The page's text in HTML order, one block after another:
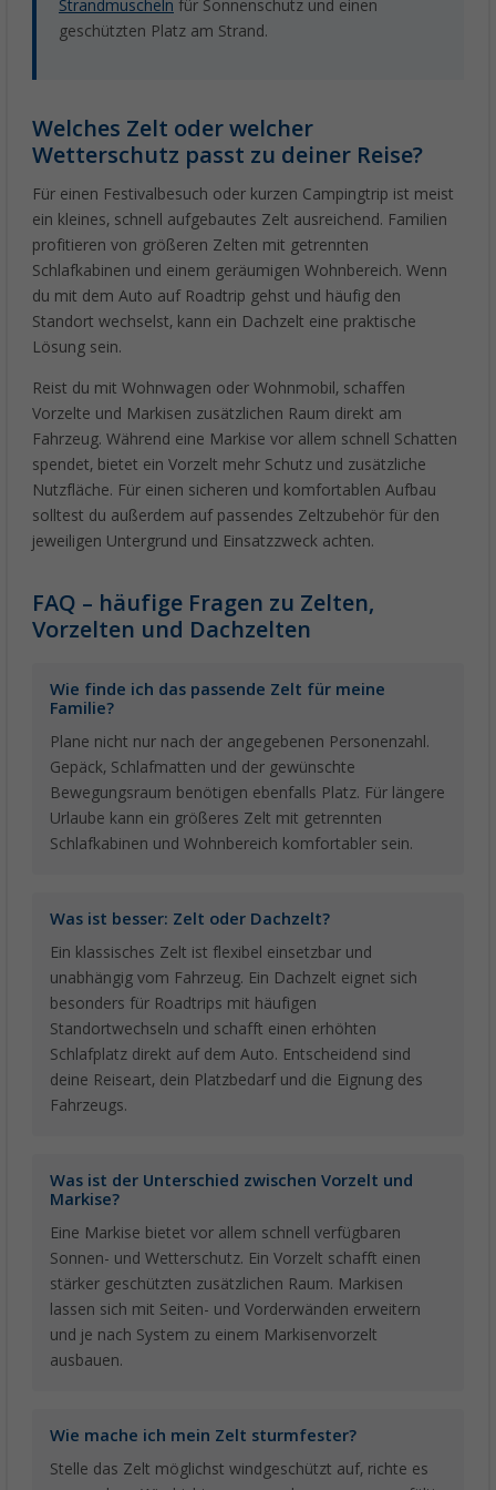
Strandmuscheln für Sonnenschutz und einen
geschützten Platz am Strand.
Welches Zelt oder welcher
Wetterschutz passt zu deiner Reise?
Für einen Festivalbesuch oder kurzen Campingtrip ist meist
ein kleines, schnell aufgebautes Zelt ausreichend. Familien
profitieren von größeren Zelten mit getrennten
Schlafkabinen und einem geräumigen Wohnbereich. Wenn
du mit dem Auto auf Roadtrip gehst und häufig den
Standort wechselst, kann ein Dachzelt eine praktische
Lösung sein.
Reist du mit Wohnwagen oder Wohnmobil, schaffen
Vorzelte und Markisen zusätzlichen Raum direkt am
Fahrzeug. Während eine Markise vor allem schnell Schatten
spendet, bietet ein Vorzelt mehr Schutz und zusätzliche
Nutzfläche. Für einen sicheren und komfortablen Aufbau
solltest du außerdem auf passendes Zeltzubehör für den
jeweiligen Untergrund und Einsatzzweck achten.
FAQ – häufige Fragen zu Zelten,
Vorzelten und Dachzelten
Wie finde ich das passende Zelt für meine
Familie?
Plane nicht nur nach der angegebenen Personenzahl.
Gepäck, Schlafmatten und der gewünschte
Bewegungsraum benötigen ebenfalls Platz. Für längere
Urlaube kann ein größeres Zelt mit getrennten
Schlafkabinen und Wohnbereich komfortabler sein.
Was ist besser: Zelt oder Dachzelt?
Ein klassisches Zelt ist flexibel einsetzbar und
unabhängig vom Fahrzeug. Ein Dachzelt eignet sich
besonders für Roadtrips mit häufigen
Standortwechseln und schafft einen erhöhten
Schlafplatz direkt auf dem Auto. Entscheidend sind
deine Reiseart, dein Platzbedarf und die Eignung des
Fahrzeugs.
Was ist der Unterschied zwischen Vorzelt und
Markise?
Eine Markise bietet vor allem schnell verfügbaren
Sonnen- und Wetterschutz. Ein Vorzelt schafft einen
stärker geschützten zusätzlichen Raum. Markisen
lassen sich mit Seiten- und Vorderwänden erweitern
und je nach System zu einem Markisenvorzelt
ausbauen.
Wie mache ich mein Zelt sturmfester?
Stelle das Zelt möglichst windgeschützt auf, richte es